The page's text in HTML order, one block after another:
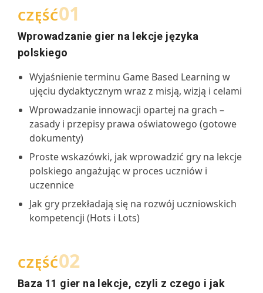
CZĘŚĆ01
Wprowadzanie gier na lekcje języka
polskiego
Wyjaśnienie terminu Game Based Learning w
ujęciu dydaktycznym wraz z misją, wizją i celami
Wprowadzanie innowacji opartej na grach –
zasady i przepisy prawa oświatowego (gotowe
dokumenty)
Proste wskazówki, jak wprowadzić gry na lekcje
polskiego angażując w proces uczniów i
uczennice
Jak gry przekładają się na rozwój uczniowskich
kompetencji (Hots i Lots)
CZĘŚĆ02
Baza 11 gier na lekcje, czyli z czego i jak